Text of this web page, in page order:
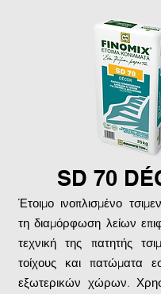
SD 70
Έτοιμο ινοπλισμένο
τη διαμόρφωση λείων
τεχνική της πατητής
τοίχους και πατώματα
εξωτερικών χώρων.